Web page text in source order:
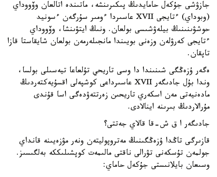
جازۋشى جۇكەل حامايدىڭ پىكىرىنشە، ماتىندە اتالعان وۆووداي
(وبوداي) ءتايجى XVII عاسىردا ءومىر سۇرگەن ءسونيد
حوشۋىنىنىڭ بيلەۋشىسى بولعان. ونىڭ ايتۋىنشا، وۆووداي
ءتايجى كەرۋلەن وزەنى بويىندا مانجىلەرمەن بولعان شايقاستا قازا
تاپقان.
ەگەر ۇزەڭگى شىنىندا دا وسى تاريحي تۇلعاعا تيەسىلى بولسا،
وندا بۇل جادىگەر XVII عاسىرداعى كوشپەلى اقسۇيەكتەردىڭ
مادەنيەتى مەن اسكەري تاريحىن زەرتتەۋدەگى اسا قۇندى
مۇرالاردىڭ بىرىنە اينالادى.
جادىگەر ا ق ش-قا قالاي جەتتى؟
قازىرگى تاڭدا ۇزەڭگىنىڭ مەتروپوليتەن ونەر مۋزەيىنە قانداي
جولمەن تۇسكەنى تۋرالى ناقتى مالىمەت كوپشىلىككە بەلگىسىز.
وسىعان بايلانىستى جۇكەل حاماي: